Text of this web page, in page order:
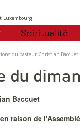
Spiritualité
du pasteur Christian Baccuet
du
Baccuet
raison de